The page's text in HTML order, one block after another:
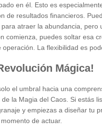
en él. Esto es
de resultados financieros.
atraer la abundancia, pero
comienza, puedes soltar esa
La flexibilidad es
Mágica!
el umbral hacia una
la Magia del Caos. Si estás
y empiezas a diseñar tu
de actuar.